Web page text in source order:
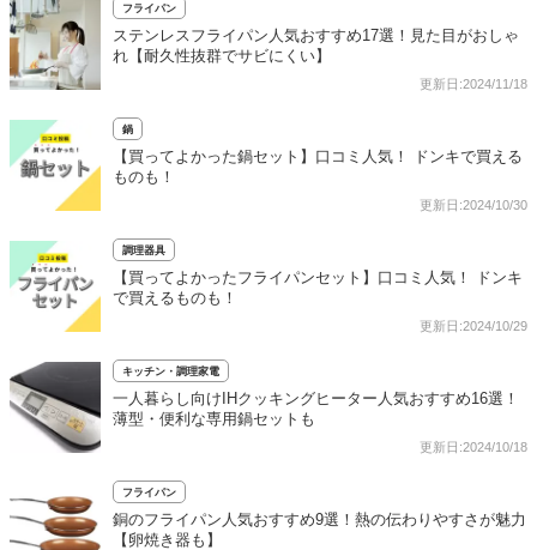
フライパン
ステンレスフライパン人気おすすめ17選！見た目がおしゃ
れ【耐久性抜群でサビにくい】
更新日:2024/11/18
鍋
【買ってよかった鍋セット】口コミ人気！ ドンキで買える
ものも！
更新日:2024/10/30
調理器具
【買ってよかったフライパンセット】口コミ人気！ ドンキ
で買えるものも！
更新日:2024/10/29
キッチン・調理家電
一人暮らし向けIHクッキングヒーター人気おすすめ16選！
薄型・便利な専用鍋セットも
更新日:2024/10/18
フライパン
銅のフライパン人気おすすめ9選！熱の伝わりやすさが魅力
【卵焼き器も】